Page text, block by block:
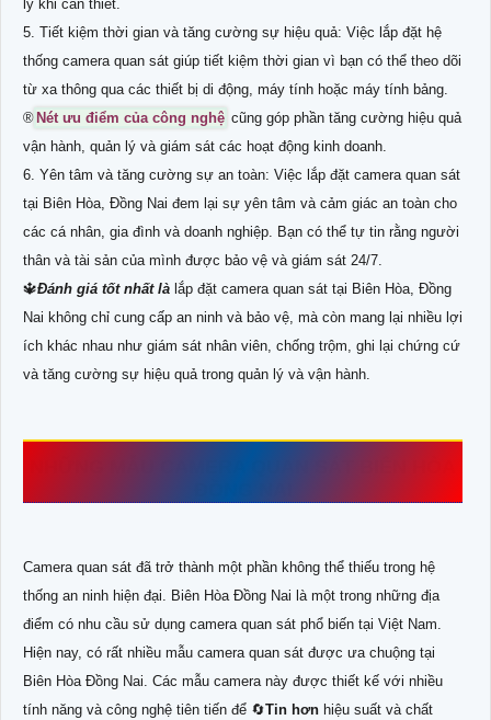
lý khi cần thiết.
5. Tiết kiệm thời gian và tăng cường sự hiệu quả: Việc lắp đặt hệ
thống camera quan sát giúp tiết kiệm thời gian vì bạn có thể theo dõi
từ xa thông qua các thiết bị di động, máy tính hoặc máy tính bảng.
®️ Nét ưu điểm của công nghệ cũng góp phần tăng cường hiệu quả
vận hành, quản lý và giám sát các hoạt động kinh doanh.
6. Yên tâm và tăng cường sự an toàn: Việc lắp đặt camera quan sát
tại Biên Hòa, Đồng Nai đem lại sự yên tâm và cảm giác an toàn cho
các cá nhân, gia đình và doanh nghiệp. Bạn có thể tự tin rằng người
thân và tài sản của mình được bảo vệ và giám sát 24/7.
🔱Đánh giá tốt nhất là lắp đặt camera quan sát tại Biên Hòa, Đồng
Nai không chỉ cung cấp an ninh và bảo vệ, mà còn mang lại nhiều lợi
ích khác nhau như giám sát nhân viên, chống trộm, ghi lại chứng cứ
và tăng cường sự hiệu quả trong quản lý và vận hành.
Camera quan sát đã trở thành một phần không thể thiếu trong hệ
thống an ninh hiện đại. Biên Hòa Đồng Nai là một trong những địa
điểm có nhu cầu sử dụng camera quan sát phổ biến tại Việt Nam.
Hiện nay, có rất nhiều mẫu camera quan sát được ưa chuộng tại
Biên Hòa Đồng Nai. Các mẫu camera này được thiết kế với nhiều
tính năng và công nghệ tiên tiến để 🔄Tin hơn hiệu suất và chất